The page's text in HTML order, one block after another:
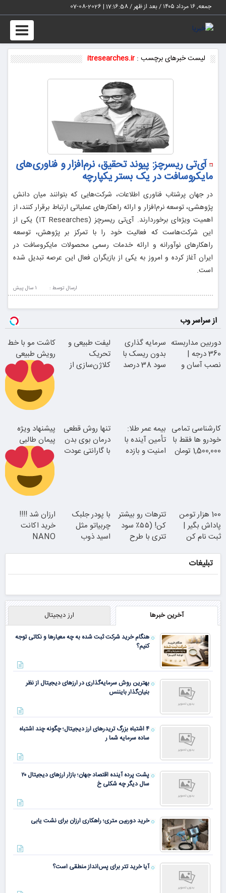
جمعه, ۱۶ مرداد ۱۴۰۵ / بعد از ظهر / 17:16:58
|
2026-08-07
Toggle
لیست خبرهای برچسب : itresearches.ir
آی‌تی ریسرچز: پیوند تحقیق، نرم‌افزار و فناوری‌های
مایکروسافت در یک بستر یکپارچه
در جهان پرشتاب فناوری اطلاعات، شرکت‌هایی که بتوانند میان دانش
پژوهشی، توسعه نرم‌افزار و ارائه راهکارهای عملیاتی ارتباط برقرار کنند، از
اهمیت ویژه‌ای برخوردارند. آی‌تی ریسرچز (IT Researches) یکی از
این شرکت‌هاست که فعالیت خود را با تمرکز بر پژوهش، توسعه
راهکارهای نوآورانه و ارائه خدمات رسمی محصولات مایکروسافت در
ایران آغاز کرده و امروز به یکی از بازیگران فعال این عرصه تبدیل شده
است.
1 سال پيش ارسال توسط :
از سراسر وب
دوربین مداربسته
360 درجه |
نصب آسان و
سرمایه گذاری
بدون ریسک با
سود 38 درصد
لیفت طبیعی و
تحریک
کلاژن‌سازی از
جوان شو
کاشت مو با خط
رویش طبیعی
بهره
کارشناسی تمامی
خودرو ها فقط با
1,500,000 تومان
بیمه عمر طلا:
تأمین آینده با
امنیت و بازده
تنها روش قطعی
درمان بوی بدن
با گارانتی عودت
همین الان ببین
پیشنهاد ویژه
پیمان طالبی
با تخفیف ویژه
100 هزار تومن
پاداش بگیر |
ثبت نام کن
تترهات رو بیشتر
کن! (۵۵٪ سود
تتری با طرح
با پودر جلبک
چربیاتو مثل
اسید ذوب
ارزان شد !!!!
خرید اکانت
NANO
تبلیغات
آخرین خبرها ارز دیجیتال
هنگام خرید شرکت ثبت شده به چه معیارها و نکاتی توجه
کنیم؟
بهترین روش سرمایه‌گذاری در ارزهای دیجیتال از نظر
بنیان‌گذار بایننس
۴ اشتباه بزرگ تریدرهای ارز دیجیتال؛ چگونه چند اشتباه
ساده سرمایه شما ر
پشت پرده آینده اقتصاد جهان؛ بازار ارزهای دیجیتال ۲۰
سال دیگر چه شکلی خ
خرید دوربین متری؛ راهکاری ارزان برای نشت یابی
آیا خرید تتر برای پس‌انداز منطقی است؟